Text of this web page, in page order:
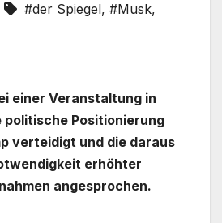
#der Spiegel, #Musk,
einer Veranstaltung in
politische Positionierung
verteidigt und die daraus
erhöhter
angesprochen.